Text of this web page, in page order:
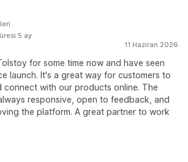
11 Haziran 2026
for some time now and have seen
launch. It's a great way for customers to
connect with our products online. The
responsive, open to feedback, and
the platform. A great partner to work
ay